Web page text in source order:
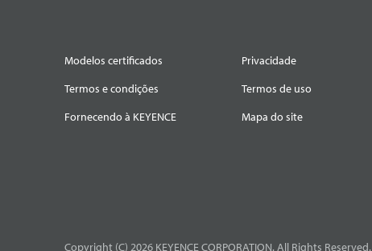
Modelos certificados
Privacidade
Termos e condições
Termos de uso
Fornecendo à KEYENCE
Mapa do site
Copyright (C) 2026 KEYENCE CORPORATION. All Rights Reserved.